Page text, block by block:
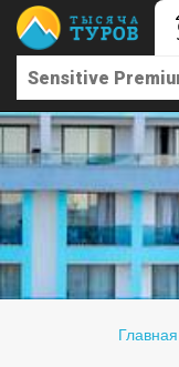
Главная
Главная
Туры в Турцию
Туры в ОАЭ
Офис г. Москва